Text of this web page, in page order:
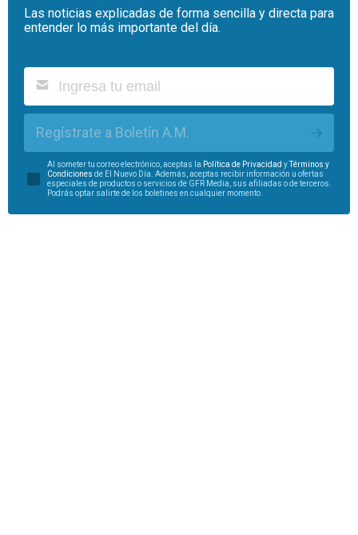
Las noticias explicadas de forma sencilla y directa para
entender lo más importante del día.
Regístrate a Boletín A.M.
Al someter tu correo electrónico, aceptas la Política de Privacidad yTérminos y
Condiciones de El Nuevo Día. Además, aceptas recibir información u ofertas
especiales de productos o servicios de GFR Media, sus afiliadas o de terceros.
Podrás optar salirte de los boletines en cualquier momento.